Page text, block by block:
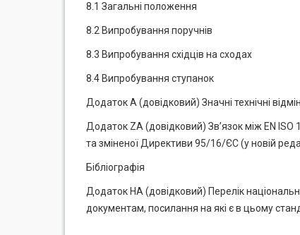
8.1 Загальні положення
8.2 Випробування поручнів
8.3 Випробування східців на сходах
8.4 Випробування ступанок
Додаток А (довідковий) Значні технічні
Додаток ZА (довідковий) Зв’язок між EN
та зміненої Директиви 95/16/ЄС (у новій
Бібліографія
Додаток НА (довідковий) Перелік
документам, посилання на які є в цьому